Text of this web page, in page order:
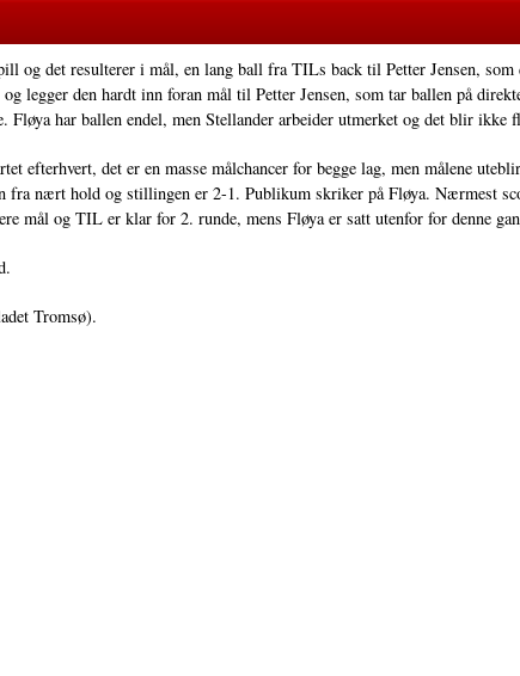
og det resulterer i mål, en lang ball fra TILs back til Petter Jensen, som
legger den hardt inn foran mål til Petter Jensen, som tar ballen på
har ballen endel, men Stellander arbeider utmerket og det blir ikke
efterhvert, det er en masse målchancer for begge lag, men målene
fra nært hold og stillingen er 2-1. Publikum skriker på Fløya. Nærmest
mål og TIL er klar for 2. runde, mens Fløya er satt utenfor for denne
Tromsø).